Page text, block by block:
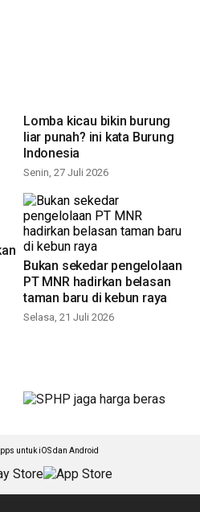
Lomba kicau bikin burung
liar punah? ini kata Burung
Indonesia
Senin, 27 Juli 2026
Bukan sekedar pengelolaan